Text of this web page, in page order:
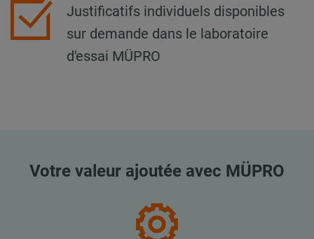
Justificatifs individuels disponibles
sur demande dans le laboratoire
d'essai MÜPRO
Votre valeur ajoutée avec MÜPRO